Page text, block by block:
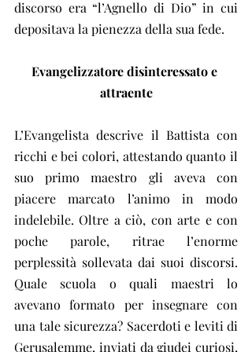
discorso era “l’Agnello di Dio” in cui
depositava la pienezza della sua fede.
Evangelizzatore disinteressato e
attraente
L’Evangelista descrive il Battista con
ricchi e bei colori, attestando quanto il
suo primo maestro gli aveva con
piacere marcato l’animo in modo
indelebile. Oltre a ciò, con arte e con
poche parole, ritrae l’enorme
perplessità sollevata dai suoi discorsi.
Quale scuola o quali maestri lo
avevano formato per insegnare con
una tale sicurezza? Sacerdoti e leviti di
Gerusalemme, inviati da giudei curiosi,